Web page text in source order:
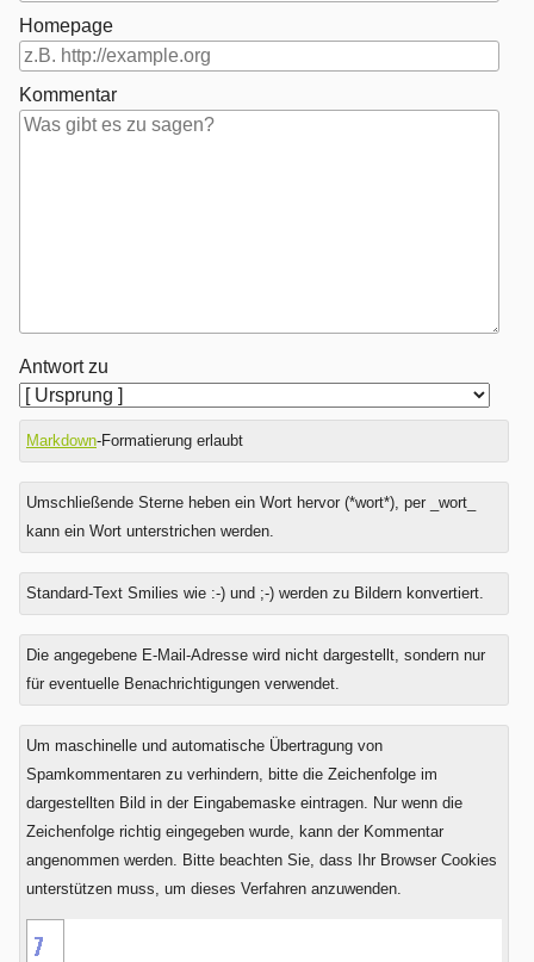
Homepage
Kommentar
Antwort zu
Markdown-Formatierung erlaubt
Umschließende Sterne heben ein Wort hervor (*wort*), per _wort_
kann ein Wort unterstrichen werden.
Standard-Text Smilies wie :-) und ;-) werden zu Bildern konvertiert.
Was
ist
Acht
minus
Die angegebene E-Mail-Adresse wird nicht dargestellt, sondern nur
für eventuelle Benachrichtigungen verwendet.
Um maschinelle und automatische Übertragung von
Spamkommentaren zu verhindern, bitte die Zeichenfolge im
dargestellten Bild in der Eingabemaske eintragen. Nur wenn die
Zeichenfolge richtig eingegeben wurde, kann der Kommentar
angenommen werden. Bitte beachten Sie, dass Ihr Browser Cookies
unterstützen muss, um dieses Verfahren anzuwenden.